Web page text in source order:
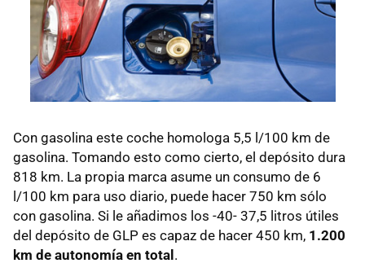
Con gasolina este coche homologa 5,5 l/100 km de
gasolina. Tomando esto como cierto, el depósito dura
818 km. La propia marca asume un consumo de 6
l/100 km para uso diario, puede hacer 750 km sólo
con gasolina. Si le añadimos los -40- 37,5 litros útiles
del depósito de GLP es capaz de hacer 450 km, 1.200
km de autonomía en total .